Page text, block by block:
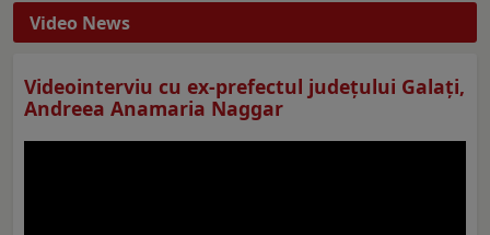
Video News
Videointerviu cu ex-prefectul judeţului Galaţi,
Andreea Anamaria Naggar